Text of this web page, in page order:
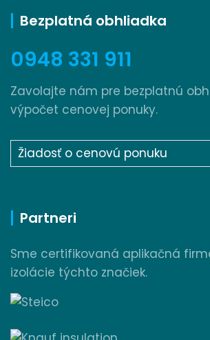
Bezplatná obhliadka
0948 331 911
Zavolajte nám pre bezplatnú
výpočet cenovej ponuky.
Žiadosť o cenovú ponuku
Partneri
Sme certifikovaná aplikačná
izolácie týchto značiek.